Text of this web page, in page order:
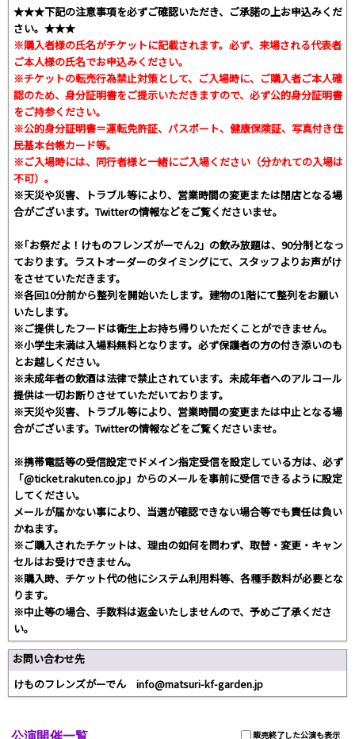
★★★下記の注意事項を必ずご確認いただき、ご承諾の上お申込みくだ
さい。★★★
※購入者様の氏名がチケットに記載されます。必ず、来場される代表者
ご本人様の氏名でお申込みください。
※チケットの転売行為禁止対策として、ご入場時に、ご購入者ご本人確
認のため、身分証明書をご提示いただきますので、必ず公的身分証明書
をご持参ください。
※公的身分証明書＝運転免許証、パスポート、健康保険証、写真付き住
民基本台帳カード等。
※ご入場時には、同行者様と一緒にご入場ください（分かれての入場は
不可）。
※天災や災害、トラブル等により、営業時間の変更または閉店となる場
合がございます。Twitterの情報などをご覧くださいませ。
※｢お祭だよ！けものフレンズがーでん2」の飲み放題は、90分制となっ
ております。ラストオーダーのタイミングにて、スタッフよりお声がけ
をさせていただきます。
※各回10分前から整列を開始いたします。建物の1階にて整列をお願い
いたします。
※ご提供したフードは衛生上お持ち帰りいただくことができません。
※小学生未満は入場料無料となります。必ず保護者の方の付き添いのも
とお越しください。
※未成年者の飲酒は法律で禁止されています。未成年者へのアルコール
提供は一切お断りさせていただいております。
※天災や災害、トラブル等により、営業時間の変更または中止となる場
合がございます。Twitterの情報などをご覧くださいませ。
※携帯電話等の受信設定でドメイン指定受信を設定している方は、必ず
「@ticket.rakuten.co.jp」からのメールを事前に受信できるように設定
してください。
メールが届かない事により、当選が確認できない場合等でも責任は負い
かねます。
※ご購入されたチケットは、理由の如何を問わず、取替・変更・キャン
セルはお受けできません。
※購入時、チケット代の他にシステム利用料等、各種手数料が必要とな
ります。
※中止等の場合、手数料は返金いたしませんので、予めご了承くださ
い。
お問い合わせ先
けものフレンズがーでん info@matsuri-kf-garden.jp
販売終了した公演も表示